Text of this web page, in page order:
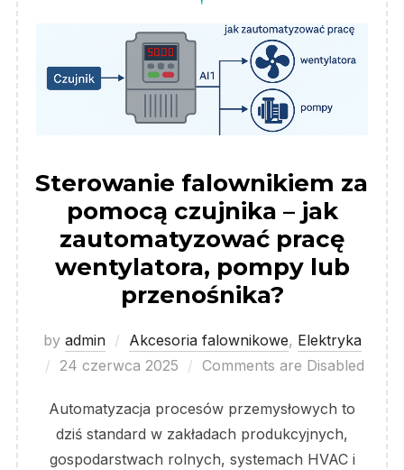
Sterowanie falownikiem za
pomocą czujnika – jak
zautomatyzować pracę
wentylatora, pompy lub
przenośnika?
by admin Akcesoria falownikowe, Elektryka
Posted
24 czerwca 2025 Comments are Disabled
Automatyzacja procesów przemysłowych to
dziś standard w zakładach produkcyjnych,
gospodarstwach rolnych, systemach HVAC i